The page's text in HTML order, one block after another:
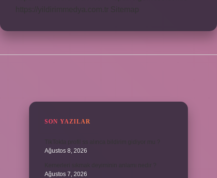
SON YAZILAR
Ağustos 8, 2026
Ağustos 7, 2026